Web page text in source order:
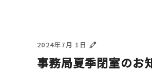
2024年7月 1日
事務局夏季閉室のお